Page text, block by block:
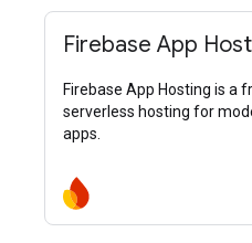
para o envio.
Firebase App
Firebase App Hosting is a
serverless hosting for
apps.